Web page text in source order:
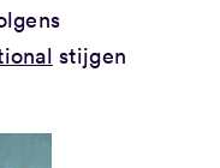
stijgen